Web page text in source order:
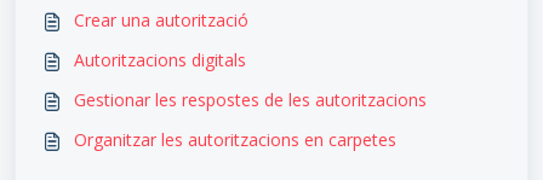
Crear una autorització
Autoritzacions digitals
Gestionar les respostes de les autoritzacions
Organitzar les autoritzacions en carpetes